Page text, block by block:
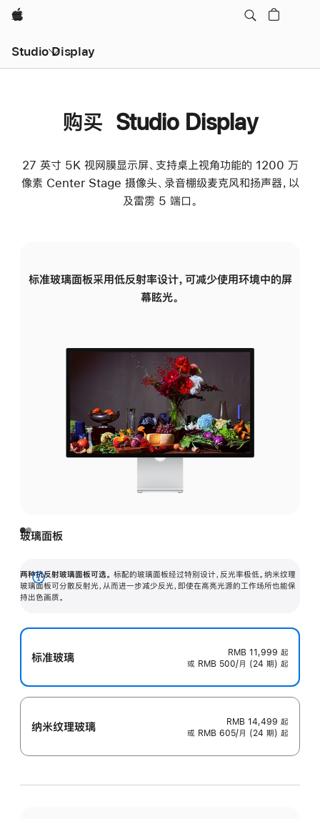
Apple
Studio Display
购买 Studio Display
27 英寸 5K 视网膜显示屏、支持桌上视角功能的 1200 万
像素 Center Stage 摄像头、录音棚级麦克风和扬声器，以
及雷雳 5 端口。
标准玻璃面板采用低反射率设计，可减少使用环境中的屏
幕眩光。
玻璃面板
两种抗反射玻璃面板可选。 标配的玻璃面板经过特别设计，反光率极低。纳米纹理
玻璃面板可分散反射光，从而进一步减少反光，即使在高亮光源的工作场所也能保
持出色画质。
展
开
标准玻璃 RMB 11,999 起
或 RMB 500/月 (24 期) 起
纳米纹理玻璃 RMB 14,499 起
或 RMB 605/月 (24 期) 起